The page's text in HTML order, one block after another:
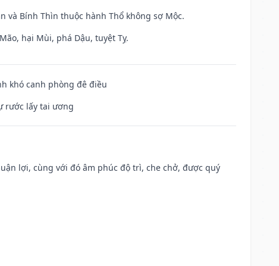
và Bính Thìn thuộc hành Thổ không sợ Mộc.
hại Mùi, phá Dậu, tuyệt Tỵ.
khó canh phòng đê điều
rước lấy tai ương
lợi, cùng với đó âm phúc độ trì, che chở, được quý